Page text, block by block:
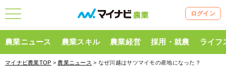
ログイン
農業ニュース 農業スキル 農業経営 採用・就農 ライフ
マイナビ農業TOP > 農業ニュース > なぜ川越はサツマイモの産地になった？